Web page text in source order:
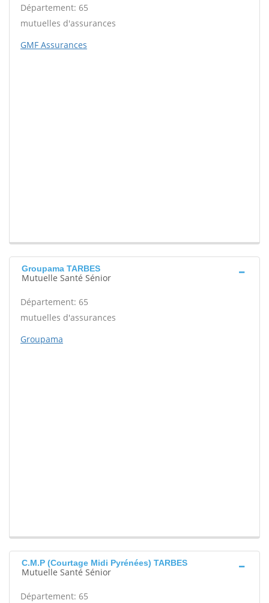
Département: 65
mutuelles d'assurances
GMF Assurances
Groupama TARBES
Mutuelle Santé Sénior
Département: 65
mutuelles d'assurances
Groupama
C.M.P (Courtage Midi Pyrénées) TARBES
Mutuelle Santé Sénior
Département: 65